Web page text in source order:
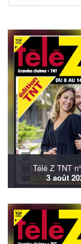
Télé Z TNT
3 août